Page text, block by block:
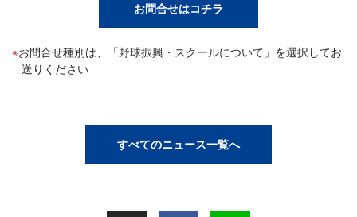
お問合せはコチラ
お問合せ種別は、「野球振興・スクールについて」を選択してお
送りください
すべてのニュース一覧へ